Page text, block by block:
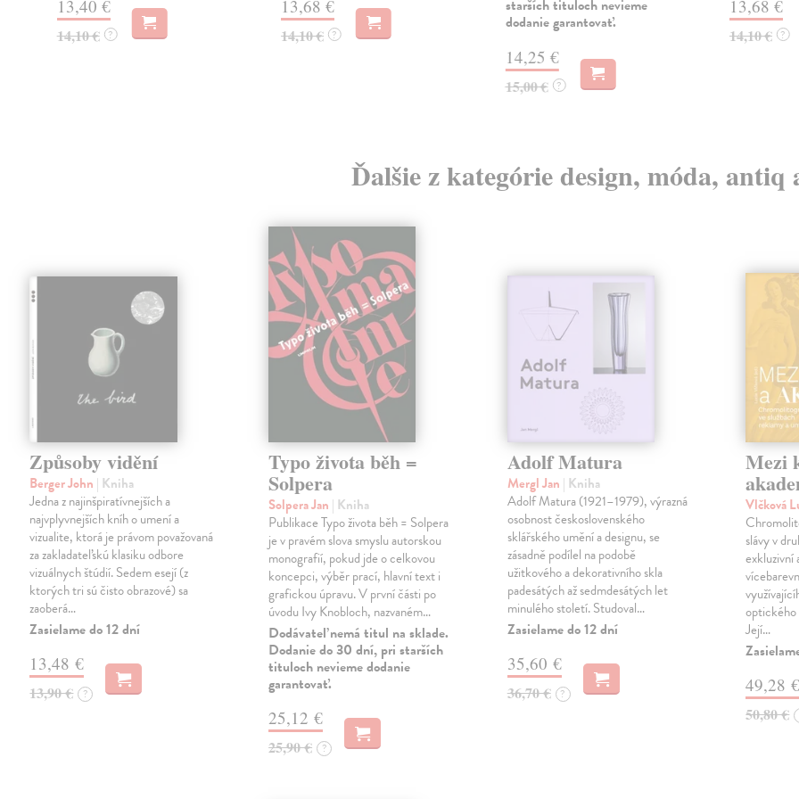
13,40 €
14,10 € ?
13,68 €
14,10 € ?
starších tituloch nevieme
dodanie garantovať.
14,25 €
15,00 € ?
13,68 €
14,10 € ?
Ďalšie z kategórie design, móda, antiq
Způsoby vidění
Berger John | Kniha
Jedna z najinšpiratívnejších a
najvplyvnejších kníh o umení a
vizualite, ktorá je právom považovaná
za zakladateľskú klasiku odbore
vizuálnych štúdií. Sedem esejí (z
ktorých tri sú čisto obrazové) sa
zaoberá…
Zasielame do 12 dní
13,48 €
13,90 € ?
Typo života běh =
Solpera
Solpera Jan | Kniha
Publikace Typo života běh = Solpera
je v pravém slova smyslu autorskou
monografií, pokud jde o celkovou
koncepci, výběr prací, hlavní text i
grafickou úpravu. V první části po
úvodu Ivy Knobloch, nazvaném…
Dodávateľ nemá titul na sklade.
Dodanie do 30 dní, pri starších
tituloch nevieme dodanie
garantovať.
25,12 €
25,90 € ?
Adolf Matura
Mergl Jan | Kniha
Adolf Matura (1921–1979), výrazná
osobnost československého
sklářského umění a designu, se
zásadně podílel na podobě
užitkového a dekorativního skla
padesátých až sedmdesátých let
minulého století. Studoval…
Zasielame do 12 dní
35,60 €
36,70 € ?
Mezi
Vlčková
slávy v
exkluzivní
Její…
49,28 €
50,80 €